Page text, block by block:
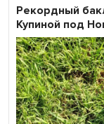
Рекордный
Купиной под